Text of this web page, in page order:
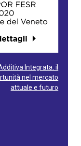
Integrata: il
nel mercato
attuale e futuro